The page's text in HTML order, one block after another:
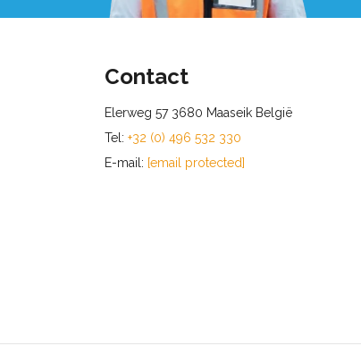
Contact
Elerweg 57 3680 Maaseik België
Tel: +32 (0) 496 532 330
E-mail: [email protected]